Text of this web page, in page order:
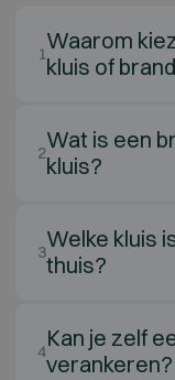
1Waarom
kluis of
2Wat is een
kluis?
3Welke kluis
thuis?
4Kan je zelf
verankeren?